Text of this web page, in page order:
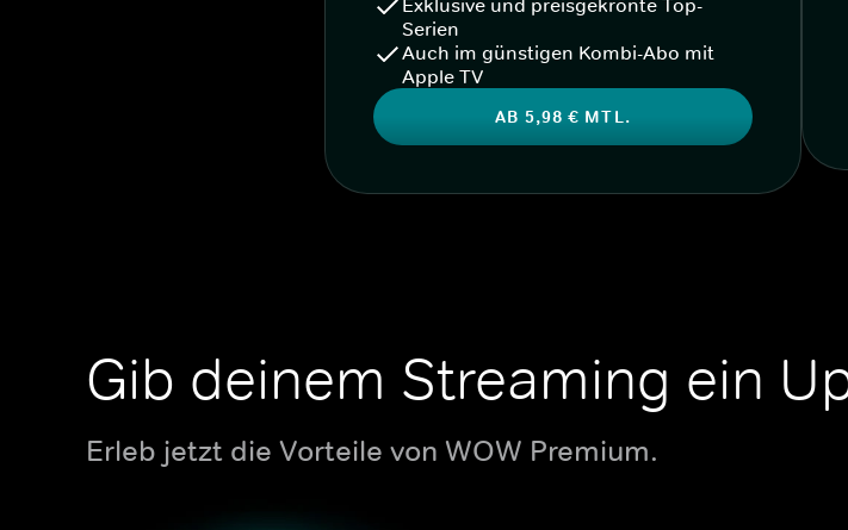
Serien
Auch im günstigen Kombi-Abo mit
Apple TV
AB 5,98 € MTL.
Gib deinem Streaming ein
Erleb jetzt die Vorteile von WOW Premium.